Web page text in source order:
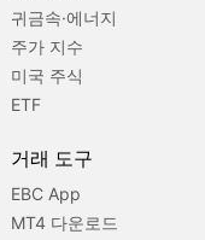
귀금속·에너지
주가 지수
미국 주식
ETF
거래 도구
EBC App
MT4 다운로드